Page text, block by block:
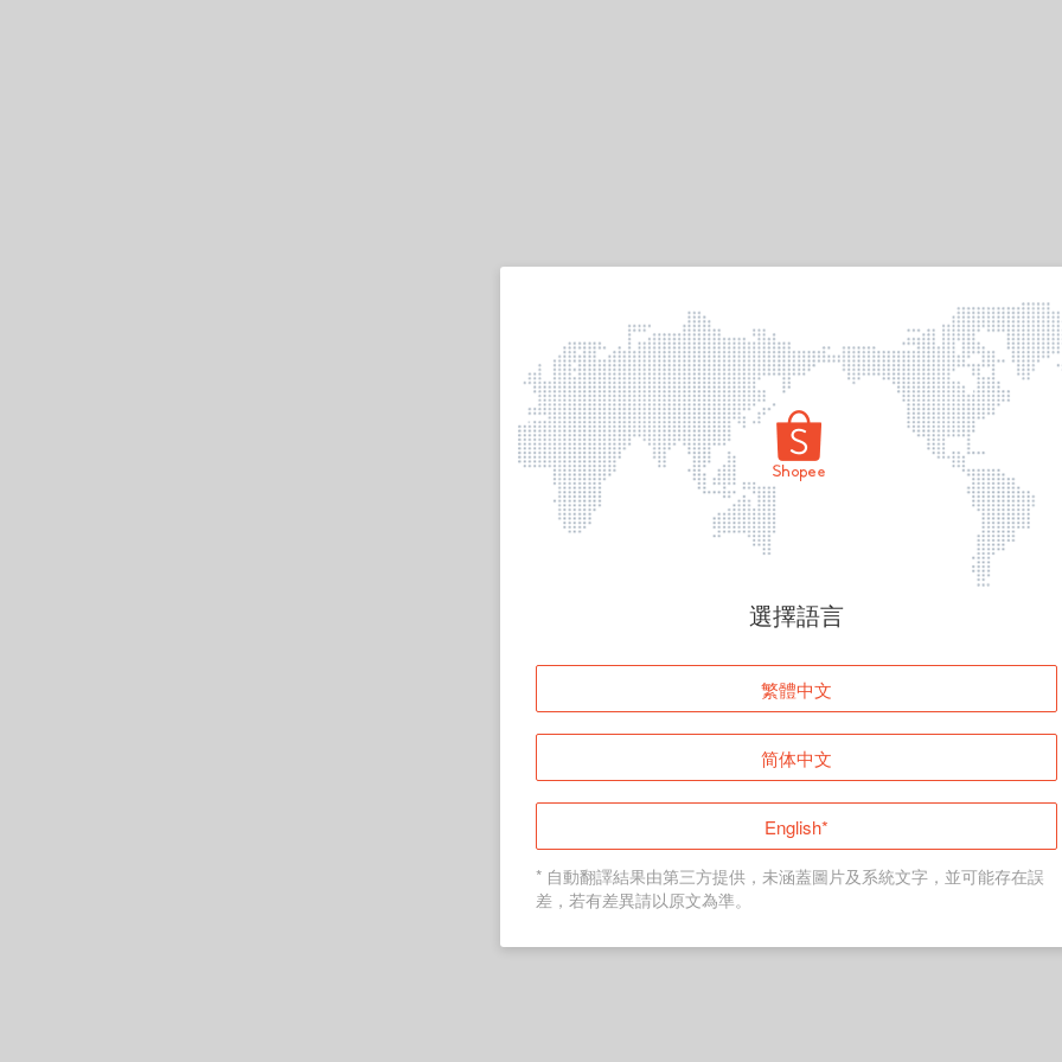
頁面無法顯示
登入
返回首頁
選擇語言
繁體中文
简体中文
English*
* 自動翻譯結果由第三方提供，未涵蓋圖片及系統文字，並可能存在誤
差，若有差異請以原文為準。